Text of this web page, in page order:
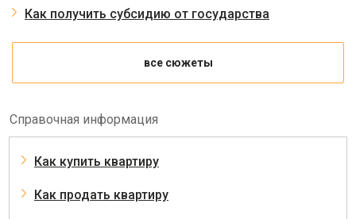
Как получить субсидию от государства
все сюжеты
Справочная информация
Как купить квартиру
Как продать квартиру